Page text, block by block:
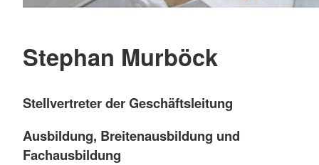
Stephan Murböck
Stellvertreter der Geschäftsleitung
Ausbildung, Breitenausbildung und
Fachausbildung